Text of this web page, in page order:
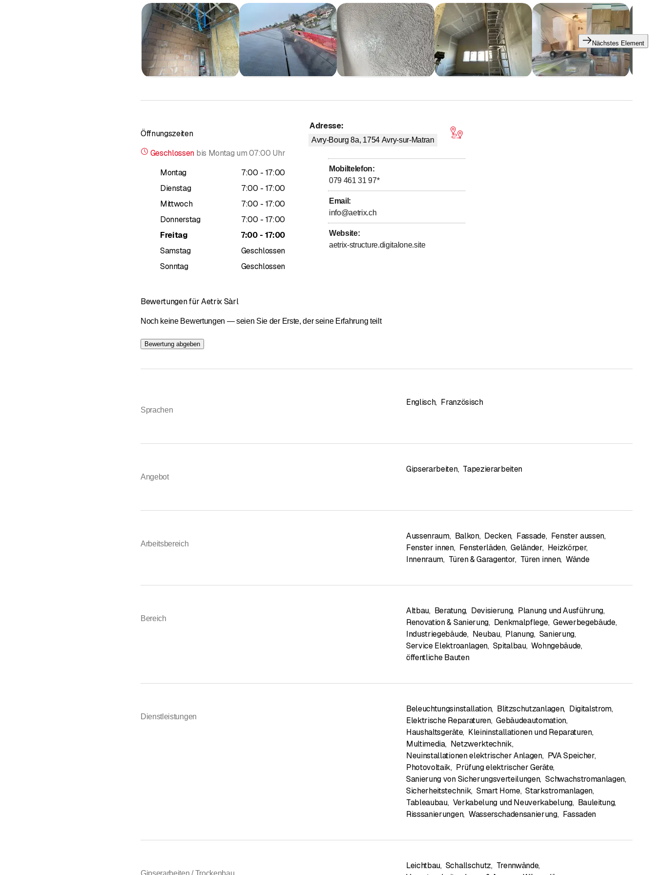
Nächstes Element
Öffnungszeiten
Geschlossen bis Montag um 07:00 Uhr
Montag
7:00 - bis
17:00
Dienstag
7:00 - bis
17:00
Mittwoch
7:00 - bis
17:00
Donnerstag
7:00 - bis
17:00
Freitag
7:00 - bis
17:00
Samstag
Geschlossen
Sonntag
Geschlossen
Adresse:
Avry-Bourg 8a, 1754 Avry-sur-Matran
Mobiltelefon:
079 461 31 97*
Email :
info@aetrix.ch
Website:
aetrix-structure.digitalone.site
Bewertungen für Aetrix Sàrl
Noch keine Bewertungen — seien Sie der Erste, der seine Erfahrung teilt
Bewertung abgeben
Sprachen
Englisch, Französisch
Angebot
Gipserarbeiten, Tapezierarbeiten
Arbeitsbereich
Aussenraum, Balkon, Decken, Fassade, Fenster aussen,
Fenster innen, Fensterläden, Geländer, Heizkörper,
Innenraum, Türen & Garagentor, Türen innen, Wände
Bereich
Altbau, Beratung, Devisierung, Planung und Ausführung,
Renovation & Sanierung, Denkmalpflege, Gewerbegebäude,
Industriegebäude, Neubau, Planung, Sanierung,
Service Elektroanlagen, Spitalbau, Wohngebäude,
öffentliche Bauten
Dienstleistungen
Beleuchtungsinstallation, Blitzschutzanlagen, Digitalstrom,
Elektrische Reparaturen, Gebäudeautomation,
Haushaltsgeräte, Kleininstallationen und Reparaturen,
Multimedia, Netzwerktechnik,
Neuinstallationen elektrischer Anlagen, PVA Speicher,
Photovoltaik, Prüfung elektrischer Geräte,
Sanierung von Sicherungsverteilungen, Schwachstromanlagen,
Sicherheitstechnik, Smart Home, Starkstromanlagen,
Tableaubau, Verkabelung und Neuverkabelung, Bauleitung,
Risssanierungen, Wasserschadensanierung, Fassaden
Gipserarbeiten / Trockenbau
Leichtbau, Schallschutz, Trennwände,